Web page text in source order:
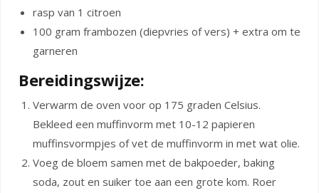
rasp van 1 citroen
100 gram frambozen (diepvries of vers) + extra om te
garneren
Bereidingswijze:
Verwarm de oven voor op 175 graden Celsius.
Bekleed een muffinvorm met 10-12 papieren
muffinsvormpjes of vet de muffinvorm in met wat olie.
Voeg de bloem samen met de bakpoeder, baking
soda, zout en suiker toe aan een grote kom. Roer